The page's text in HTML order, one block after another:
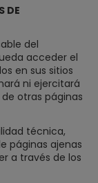
DE
del
acceder el
en sus sitios
ni ejercitará
otras páginas
técnica,
páginas ajenas
a través de los